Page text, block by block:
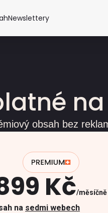
Newslettery
obsah bez
Kč měsíčně
na sedmi webech